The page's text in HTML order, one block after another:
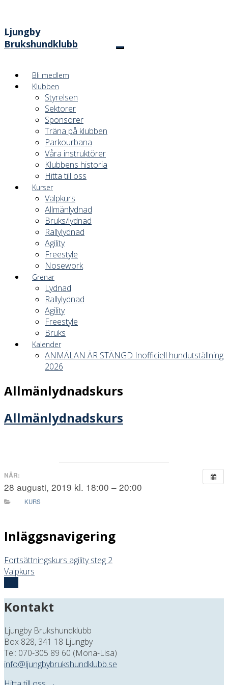
Ljungby
Brukshundklubb
Bli medlem
Klubben
Styrelsen
Sektorer
Sponsorer
Träna på klubben
Parkourbana
Våra instruktörer
Klubbens historia
Hitta till oss
Kurser
Valpkurs
Allmänlydnad
Bruks/lydnad
Rallylydnad
Agility
Freestyle
Nosework
Grenar
Lydnad
Rallylydnad
Agility
Freestyle
Bruks
Kalender
ANMÄLAN ÄR STÄNGD Inofficiell hundutställning
2026
Allmänlydnadskurs
Allmänlydnadskurs
NÄR:
28 augusti, 2019 kl. 18:00 – 20:00
KURS
Inläggsnavigering
Fortsättningskurs agility steg 2
Valpkurs
Kontakt
Ljungby Brukshundklubb
Box 828, 341 18 Ljungby
Tel: 070-305 89 60 (Mona-Lisa)
info@ljungbybrukshundklubb.se